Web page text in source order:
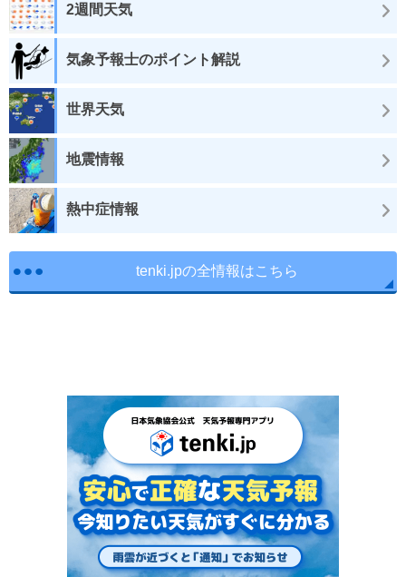
2週間天気
気象予報士のポイント解説
世界天気
地震情報
熱中症情報
tenki.jpの全情報はこちら